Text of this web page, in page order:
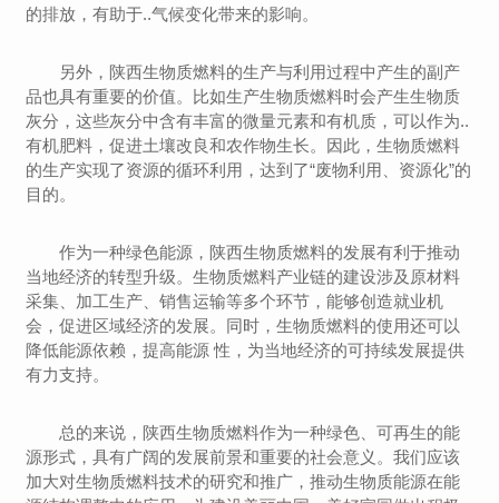
的排放，有助于..气候变化带来的影响。
另外，陕西生物质燃料的生产与利用过程中产生的副产
品也具有重要的价值。比如生产生物质燃料时会产生生物质
灰分，这些灰分中含有丰富的微量元素和有机质，可以作为..
有机肥料，促进土壤改良和农作物生长。因此，生物质燃料
的生产实现了资源的循环利用，达到了“废物利用、资源化”的
目的。
作为一种绿色能源，陕西生物质燃料的发展有利于推动
当地经济的转型升级。生物质燃料产业链的建设涉及原材料
采集、加工生产、销售运输等多个环节，能够创造就业机
会，促进区域经济的发展。同时，生物质燃料的使用还可以
降低能源依赖，提高能源 性，为当地经济的可持续发展提供
有力支持。
总的来说，陕西生物质燃料作为一种绿色、可再生的能
源形式，具有广阔的发展前景和重要的社会意义。我们应该
加大对生物质燃料技术的研究和推广，推动生物质能源在能